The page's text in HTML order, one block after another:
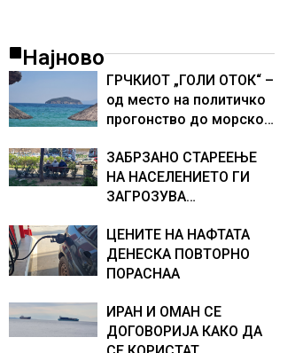
Најново
ГРЧКИОТ „ГОЛИ ОТОК“ –
од место на политичко
прогонство до морско
ЗАБРЗАНО СТАРЕЕЊЕ
НА НАСЕЛЕНИЕТО ГИ
ЗАГРОЗУВА
ВО ЕВРОПА и
долгорочниот
економски раст
ЦЕНИТЕ НА НАФТАТА
ДЕНЕСКА ПОВТОРНО
ПОРАСНАА
ИРАН И ОМАН СЕ
ДОГОВОРИЈА КАКО ДА